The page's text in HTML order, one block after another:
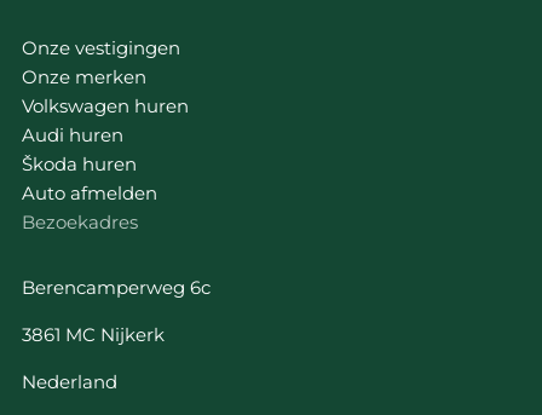
Onze vestigingen
Onze merken
Volkswagen huren
Audi huren
Škoda huren
Auto afmelden
Bezoekadres
Berencamperweg 6c
3861 MC Nijkerk
Nederland